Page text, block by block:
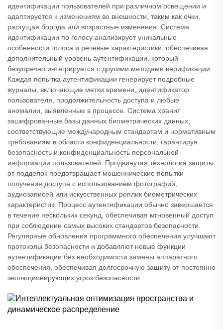
идентификации пользователей при различном освещении и
адаптируется к изменениям во внешности, таким как очки,
растущая борода или возрастные изменения. Система
идентификации по голосу анализирует уникальные
особенности голоса и речевые характеристики, обеспечивая
дополнительный уровень аутентификации, который
безупречно интегрируется с другими методами верификации.
Каждая попытка аутентификации генерирует подробные
журналы, включающие метки времени, идентификатор
пользователя, продолжительность доступа и любые
аномалии, выявленные в процессе. Система хранит
зашифрованные базы данных биометрических данных,
соответствующие международным стандартам и нормативным
требованиям в области конфиденциальности, гарантируя
безопасность и конфиденциальность персональной
информации пользователей. Продвинутая технология защиты
от подделок предотвращает мошеннические попытки
получения доступа с использованием фотографий,
аудиозаписей или искусственных реплик биометрических
характеристик. Процесс аутентификации обычно завершается
в течение нескольких секунд, обеспечивая мгновенный доступ
при соблюдении самых высоких стандартов безопасности.
Регулярные обновления программного обеспечения улучшают
протоколы безопасности и добавляют новые функции
аутентификации без необходимости замены аппаратного
обеспечения, обеспечивая долгосрочную защиту от постоянно
эволюционирующих угроз безопасности.